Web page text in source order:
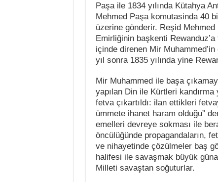
Paşa ile 1834 yılında Kütahya
Mehmed Paşa komutasinda 40
üzerine gönderir. Reşid
Emirliğinin başkenti
içinde direnen Mir
yıl sonra 1835 yılında yine
Mir Muhammed ile başa
yapılan Din ile Kürtleri kandırma
fetva çıkartıldı: ilan ettikleri
ümmete ihanet haram olduğu”
emelleri devreye sokması ile
öncülüğünde propagandaların,
ve nihayetinde çözülmeler baş
halifesi ile savaşmak büyük
Milleti savaştan soğuturlar.